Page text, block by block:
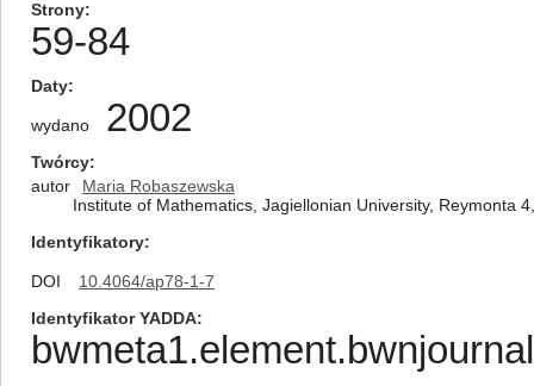
Strony
59-84
Daty
wydano 2002
Twórcy
autor
Maria Robaszewska
Institute of Mathematics, Jagiellonian University, Reymonta
Identyfikatory
DOI
10.4064/ap78-1-7
Identyfikator YADDA